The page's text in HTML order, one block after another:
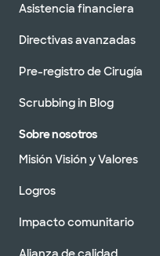
Asistencia financiera
Directivas avanzadas
Pre-registro de Cirugía
Scrubbing in Blog
Sobre nosotros
Misión Visión y Valores
Logros
Impacto comunitario